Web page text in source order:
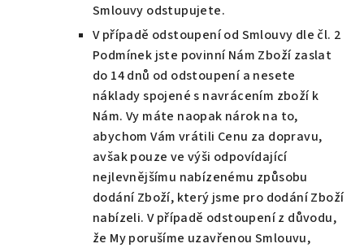
Smlouvy odstupujete.
V případě odstoupení od Smlouvy dle čl. 2
Podmínek jste povinní Nám Zboží zaslat
do 14 dnů od odstoupení a nesete
náklady spojené s navrácením zboží k
Nám. Vy máte naopak nárok na to,
abychom Vám vrátili Cenu za dopravu,
avšak pouze ve výši odpovídající
nejlevnějšímu nabízenému způsobu
dodání Zboží, který jsme pro dodání Zboží
nabízeli. V případě odstoupení z důvodu,
že My porušíme uzavřenou Smlouvu,